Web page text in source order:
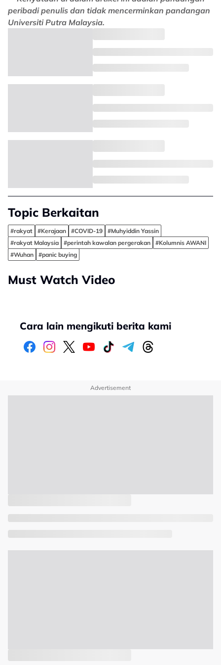
peribadi penulis dan tidak mencerminkan pandangan
Universiti Putra Malaysia.
Topic Berkaitan
#rakyat #Kerajaan #COVID-19
#Muhyiddin Yassin
#rakyat Malaysia
#perintah kawalan pergerakan
#Kolumnis AWANI
#Wuhan
#panic buying
Must Watch Video
Cara lain mengikuti berita kami
Advertisement